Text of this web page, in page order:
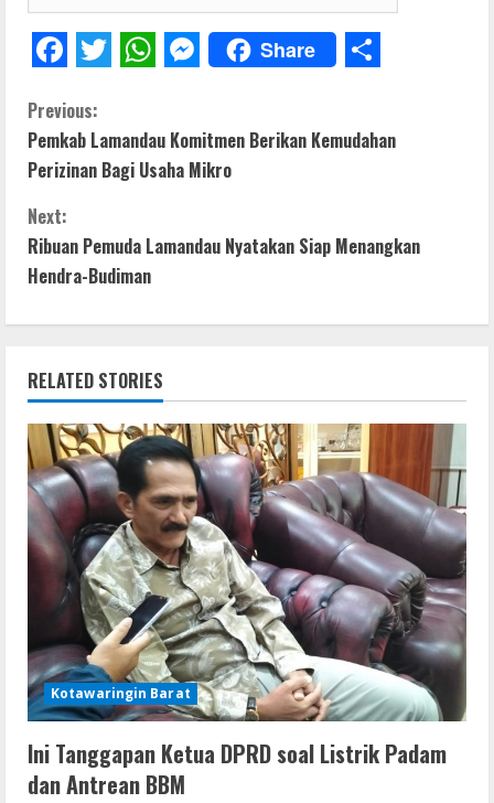
a
c
e
b
o
o
k
w
i
t
t
e
r
a
t
s
A
p
p
e
s
s
n
e
Share
h
a
e
C
o
n
t
u
e
R
e
a
d
i
n
g
Previous:
Pemkab Lamandau Komitmen Berikan Kemudahan
Perizinan Bagi Usaha Mikro
Next:
Ribuan Pemuda Lamandau Nyatakan Siap Menangkan
Hendra-Budiman
RELATED STORIES
Kotawaringin Barat
Ini Tanggapan Ketua DPRD soal Listrik Padam
dan Antrean BBM